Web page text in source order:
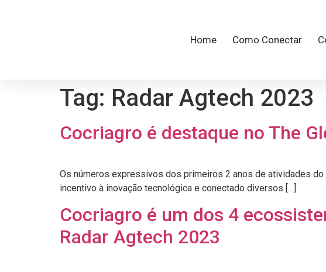
Home Como Conectar
Tag: Radar Agtech 2023
Cocriagro é destaque no The
Os números expressivos dos primeiros 2 anos de atividades
incentivo à inovação tecnológica e conectado diversos […]
Cocriagro é um dos 4
Radar Agtech 2023